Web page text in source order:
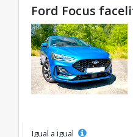
Ford Focus
Igual a igual